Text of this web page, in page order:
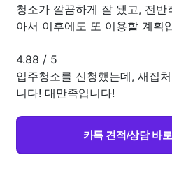
청소가 깔끔하게 잘 됐고, 전
아서 이후에도 또 이용할 계획
4.88 / 5
입주청소를 신청했는데, 새집
니다! 대만족입니다!
카톡 견적/상담 바